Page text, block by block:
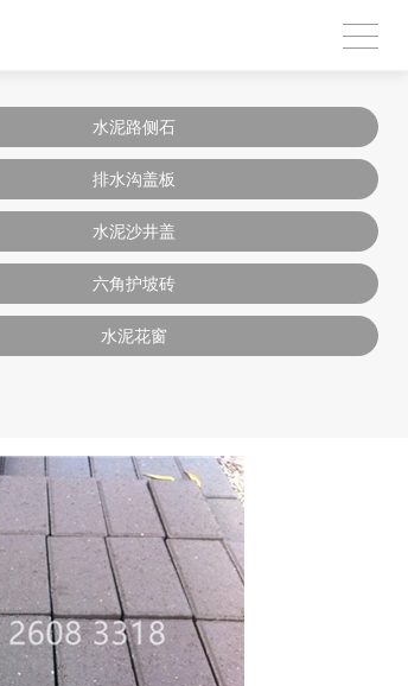
水泥路侧石
排水沟盖板
水泥沙井盖
六角护坡砖
水泥花窗